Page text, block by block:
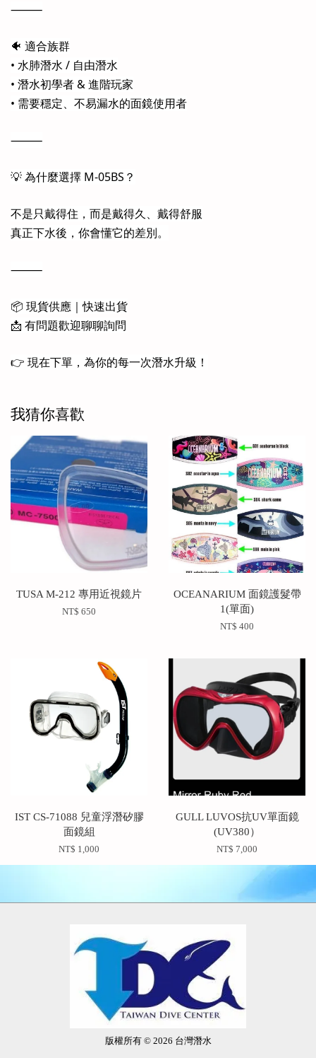
⸻
🐠 適合族群
• 水肺潛水 / 自由潛水
• 潛水初學者 & 進階玩家
• 需要穩定、不易漏水的面鏡使用者
⸻
💡 為什麼選擇 M-05BS？
不是只戴得住，而是戴得久、戴得舒服
真正下水後，你會懂它的差別。
⸻
📦 現貨供應｜快速出貨
📩 有問題歡迎聊聊詢問
👉 現在下單，為你的每一次潛水升級！
我猜你喜歡
TUSA M-212 專用近視鏡片
NT$ 650
OCEANARIUM 面鏡護髮帶
1(單面)
NT$ 400
IST CS-71088 兒童浮潛矽膠
面鏡組
NT$ 1,000
GULL LUVOS抗UV單面鏡
(UV380）
NT$ 7,000
版權所有 © 2026 台灣潛水